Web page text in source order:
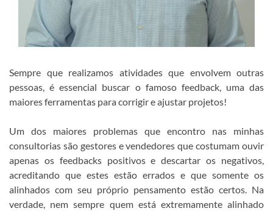
Sempre que realizamos atividades que envolvem outras
pessoas, é essencial buscar o famoso feedback, uma das
maiores ferramentas para corrigir e ajustar projetos!
Um dos maiores problemas que encontro nas minhas
consultorias são gestores e vendedores que costumam ouvir
apenas os feedbacks positivos e descartar os negativos,
acreditando que estes estão errados e que somente os
alinhados com seu próprio pensamento estão certos. Na
verdade, nem sempre quem está extremamente alinhado